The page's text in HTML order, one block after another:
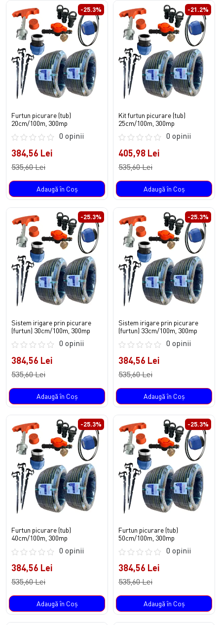
-25.3%
Furtun picurare (tub)
20cm/100m, 300mp
0 opinii
384,56 Lei
535,60 Lei
Adaugă în Coş
-21.2%
Kit furtun picurare (tub)
25cm/100m, 300mp
0 opinii
405,98 Lei
535,60 Lei
Adaugă în Coş
-25.3%
Sistem irigare prin picurare
(furtun) 30cm/100m, 300mp
0 opinii
384,56 Lei
535,60 Lei
Adaugă în Coş
-25.3%
Sistem irigare prin picurare
(furtun) 33cm/100m, 300mp
0 opinii
384,56 Lei
535,60 Lei
Adaugă în Coş
-25.3%
Furtun picurare (tub)
40cm/100m, 300mp
0 opinii
384,56 Lei
535,60 Lei
Adaugă în Coş
-25.3%
Furtun picurare (tub)
50cm/100m, 300mp
0 opinii
384,56 Lei
535,60 Lei
Adaugă în Coş